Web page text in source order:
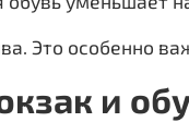
Это особенно
и